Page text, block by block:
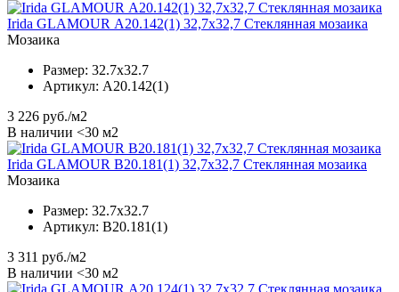
Irida GLAMOUR А20.142(1) 32,7x32,7 Стеклянная мозаика
Мозаика
Размер: 32.7x32.7
Артикул: А20.142(1)
3 226 руб./м2
В наличии <30 м2
Irida GLAMOUR B20.181(1) 32,7x32,7 Стеклянная мозаика
Мозаика
Размер: 32.7x32.7
Артикул: B20.181(1)
3 311 руб./м2
В наличии <30 м2